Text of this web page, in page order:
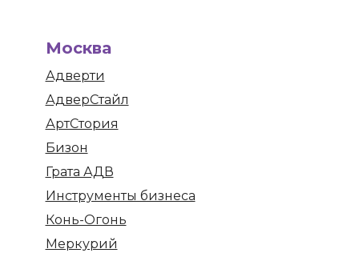
Москва
Адверти
АдверСтайл
АртСтория
Бизон
Грата АДВ
Инструменты бизнеса
Конь-Огонь
Меркурий